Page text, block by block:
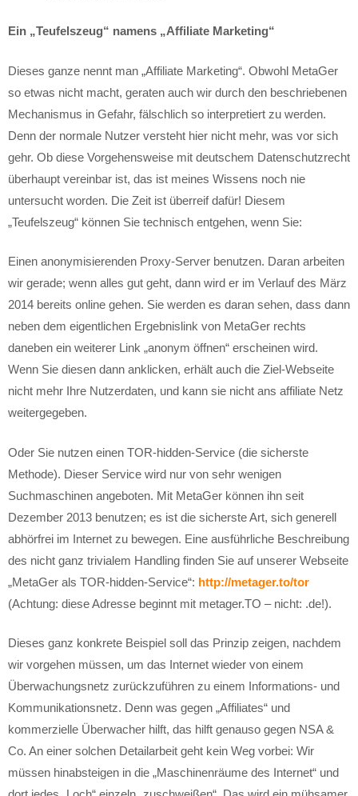
Ein „Teufelszeug“ namens „Affiliate Marketing“
Dieses ganze nennt man „Affiliate Marketing“. Obwohl MetaGer
so etwas nicht macht, geraten auch wir durch den beschriebenen
Mechanismus in Gefahr, fälschlich so interpretiert zu werden.
Denn der normale Nutzer versteht hier nicht mehr, was vor sich
gehr. Ob diese Vorgehensweise mit deutschem Datenschutzrecht
überhaupt vereinbar ist, das ist meines Wissens noch nie
untersucht worden. Die Zeit ist überreif dafür! Diesem
„Teufelszeug“ können Sie technisch entgehen, wenn Sie:
Einen anonymisierenden Proxy-Server benutzen. Daran arbeiten
wir gerade; wenn alles gut geht, dann wird er im Verlauf des März
2014 bereits online gehen. Sie werden es daran sehen, dass dann
neben dem eigentlichen Ergebnislink von MetaGer rechts
daneben ein weiterer Link „anonym öffnen“ erscheinen wird.
Wenn Sie diesen dann anklicken, erhält auch die Ziel-Webseite
nicht mehr Ihre Nutzerdaten, und kann sie nicht ans affiliate Netz
weitergegeben.
Oder Sie nutzen einen TOR-hidden-Service (die sicherste
Methode). Dieser Service wird nur von sehr wenigen
Suchmaschinen angeboten. Mit MetaGer können ihn seit
Dezember 2013 benutzen; es ist die sicherste Art, sich generell
abhörfrei im Internet zu bewegen. Eine ausführliche Beschreibung
des nicht ganz trivialem Handling finden Sie auf unserer Webseite
„MetaGer als TOR-hidden-Service“: http://metager.to/tor
(Achtung: diese Adresse beginnt mit metager.TO – nicht: .de!).
Dieses ganz konkrete Beispiel soll das Prinzip zeigen, nachdem
wir vorgehen müssen, um das Internet wieder von einem
Überwachungsnetz zurückzuführen zu einem Informations- und
Kommunikationsnetz. Denn was gegen „Affiliates“ und
kommerzielle Überwacher hilft, das hilft genauso gegen NSA &
Co. An einer solchen Detailarbeit geht kein Weg vorbei: Wir
müssen hinabsteigen in die „Maschinenräume des Internet“ und